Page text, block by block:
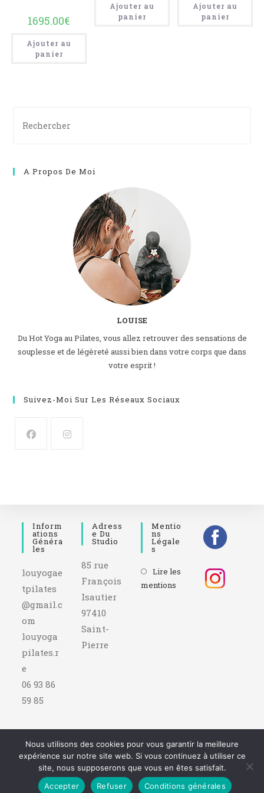
1695.00€
Ajouter au
panier
Ajouter au
panier
Ajouter au
panier
A Propos De Moi
LOUISE
Du Hot Yoga au Pilates, vous allez retrouver des sensations de
souplesse et de légèreté aussi bien dans votre corps que dans
votre esprit !
Suivez-Moi Sur Les Réseaux Sociaux
Inform
Ations
Généra
Les
louyogae
tpilates
@gmail.c
om
louyoga
pilates.r
e
06 93 86
59 85
Adress
E Du
Studio
85 rue
François
Isautier
97410
Saint-
Pierre
Mentio
Ns
Légale
S
Lire les
mentions
© Site réalisé par ZeBox Communication / www.zebox-
communication.com
Nous utilisons des cookies pour vous garantir la meilleure
expérience sur notre site web. Si vous continuez à utiliser ce
site, nous supposerons que vous en êtes satisfait.
Accepter
Refuser Conditions générales